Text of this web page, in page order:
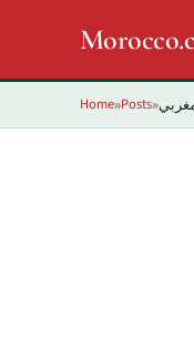
Home»Posts»